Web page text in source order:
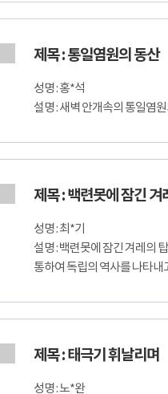
제목 : 통일염원의 동산
성명 : 홍*석
설명 : 새벽 안개속의 통일염
제목 : 백련못에 잠긴 겨
성명 : 최*기
설명 : 백련못에 잠긴 겨레의
통하여 독립의 역사를 나타내
제목 : 태극기 휘날리며
성명 : 노*완